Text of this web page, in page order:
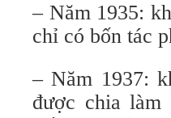
– Năm 1935:
chỉ có bốn tác
– Năm 1937:
được chia